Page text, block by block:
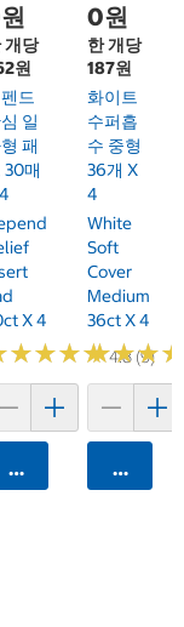
개당
원
드
일
패
30매
X 4
★★★★
★★★★4.8 (9)
카트에 담기
0원
한 개당
187원
화이트
수퍼흡
수 중형
36개 X
4
White
Soft
Cover
Medium
36ct X 4
★★★
★★★
카트에